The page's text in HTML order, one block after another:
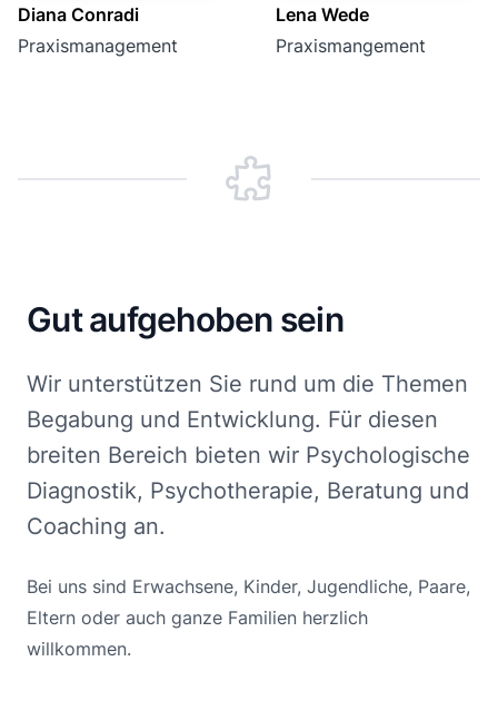
Diana Conradi
Praxismanagement
Lena Wede
Praxismangement
Gut aufgehoben sein
Wir unterstützen Sie rund um die Themen
Begabung und Entwicklung. Für diesen
breiten Bereich bieten wir Psychologische
Diagnostik, Psychotherapie, Beratung und
Coaching an.
Bei uns sind Erwachsene, Kinder, Jugendliche, Paare,
Eltern oder auch ganze Familien herzlich
willkommen.